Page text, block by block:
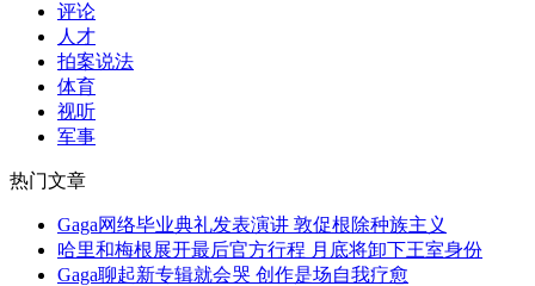
评论
人才
拍案说法
体育
视听
军事
热门文章
Gaga网络毕业典礼发表演讲 敦促根除种族主义
哈里和梅根展开最后官方行程 月底将卸下王室身份
Gaga聊起新专辑就会哭 创作是场自我疗愈